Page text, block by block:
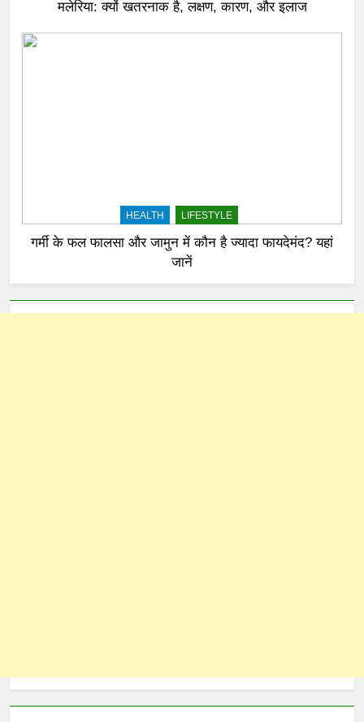
मलेरिया: क्यों खतरनाक है, लक्षण, कारण, और इलाज
HEALTH LIFESTYLE
गर्मी के फल फालसा और जामुन में कौन है ज्यादा फायदेमंद? यहां
जानें